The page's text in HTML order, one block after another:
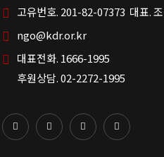
고유번호. 201-82-07373 대표.
ngo@kdr.or.kr
대표전화. 1666-1995
후원상담. 02-2272-1995